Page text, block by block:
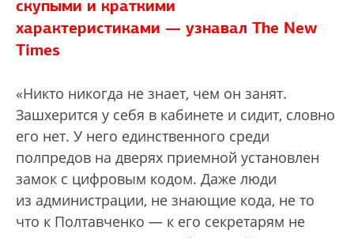
скупыми и краткими
характеристиками — узнавал The New
Times
«Никто никогда не знает, чем он занят.
Зашхерится у себя в кабинете и сидит, словно
его нет. У него единственного среди
полпредов на дверях приемной установлен
замок с цифровым кодом. Даже люди
из администрации, не знающие кода, не то
что к Полтавченко — к его секретарям не